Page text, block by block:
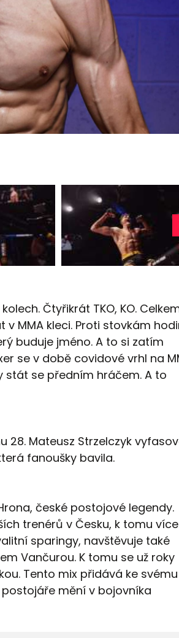
Čtyřikrát TKO, KO.
v MMA kleci. Proti stovkám
buduje jméno. A to si zatím
se v době covidové vrhl na
stát se předním hráčem. A to
28. Mateusz Strzelczyk
fanoušky bavila.
české postojové legendy.
trenérů v Česku, k tomu
sparingy, navštěvuje také
Vančurou. K tomu se už roky
Tento mix přidává ke svému
mění v bojovníka